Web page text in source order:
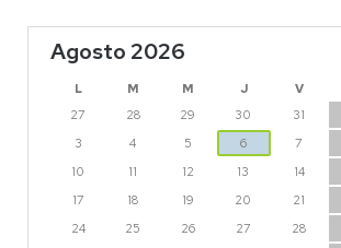
Agosto 2026
L M M J V
27
28 29 30 31
3
4 5 6 7
10
11 12 13 14
17
18 19 20 21
24
25 26 27 28